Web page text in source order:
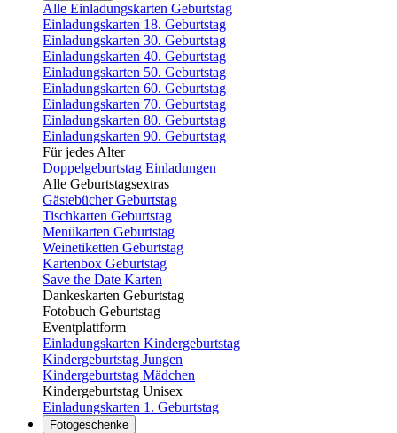
Alle Einladungskarten Geburtstag
Einladungskarten 18. Geburtstag
Einladungskarten 30. Geburtstag
Einladungskarten 40. Geburtstag
Einladungskarten 50. Geburtstag
Einladungskarten 60. Geburtstag
Einladungskarten 70. Geburtstag
Einladungskarten 80. Geburtstag
Einladungskarten 90. Geburtstag
Für jedes Alter
Doppelgeburtstag Einladungen
Alle Geburtstagsextras
Gästebücher Geburtstag
Tischkarten Geburtstag
Menükarten Geburtstag
Weinetiketten Geburtstag
Kartenbox Geburtstag
Save the Date Karten
Dankeskarten Geburtstag
Fotobuch Geburtstag
Eventplattform
Einladungskarten Kindergeburtstag
Kindergeburtstag Jungen
Kindergeburtstag Mädchen
Kindergeburtstag Unisex
Einladungskarten 1. Geburtstag
Fotogeschenke